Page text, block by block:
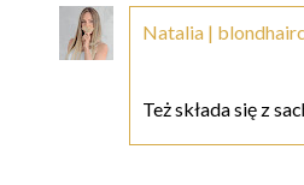
Natalia |
Też składa się z